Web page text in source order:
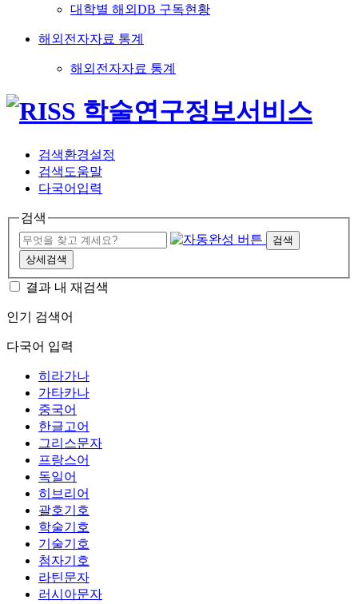
대학별 해외DB 구독현황
해외전자자료 통계
해외전자자료 통계
검색환경설정
검색도움말
다국어입력
검색
검색
상세검색
결과 내 재검색
인기 검색어
다국어 입력
히라가나
가타카나
중국어
한글고어
그리스문자
프랑스어
독일어
히브리어
괄호기호
학술기호
기술기호
첨자기호
라틴문자
러시아문자